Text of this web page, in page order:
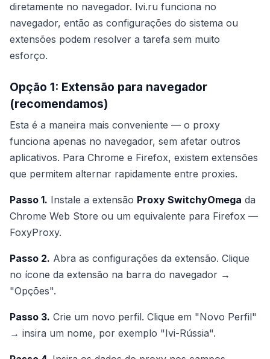
diretamente no navegador. Ivi.ru funciona no
navegador, então as configurações do sistema ou
extensões podem resolver a tarefa sem muito
esforço.
Opção 1: Extensão para navegador
(recomendamos)
Esta é a maneira mais conveniente — o proxy
funciona apenas no navegador, sem afetar outros
aplicativos. Para Chrome e Firefox, existem extensões
que permitem alternar rapidamente entre proxies.
Passo 1. Instale a extensão Proxy SwitchyOmega da
Chrome Web Store ou um equivalente para Firefox —
FoxyProxy.
Passo 2. Abra as configurações da extensão. Clique
no ícone da extensão na barra do navegador →
"Opções".
Passo 3. Crie um novo perfil. Clique em "Novo Perfil"
→ insira um nome, por exemplo "Ivi-Rússia".